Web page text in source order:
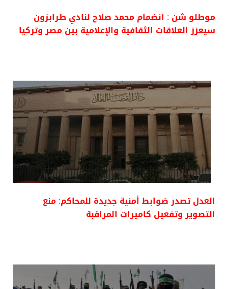
موطلو شن : انضمام محمد صلاح لنادي طرابزون
سيعزز العلاقات الثقافية والإعلامية بين مصر وتركيا
العدل تصدر ضوابط أمنية جديدة للمحاكم: منع
التصوير وتفعيل كاميرات المراقبة